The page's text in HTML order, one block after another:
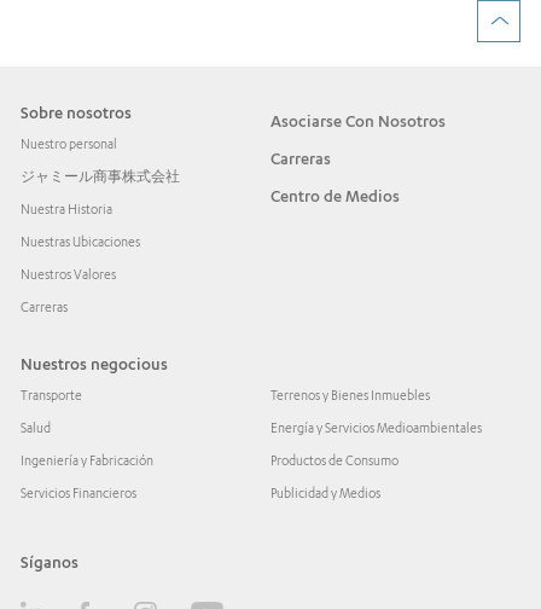
Sobre nosotros
Nuestro personal
ジャミール商事株式会社
Nuestra Historia
Nuestras Ubicaciones
Nuestros Valores
Carreras
Asociarse Con Nosotros
Carreras
Centro de Medios
Nuestros negocious
Transporte
Salud
Ingeniería y Fabricación
Servicios Financieros
Terrenos y Bienes Inmuebles
Energía y Servicios Medioambientales
Productos de Consumo
Publicidad y Medios
Síganos